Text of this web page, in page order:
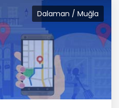
Dalaman / Muğla